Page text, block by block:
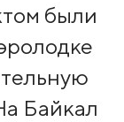
были
Байкал